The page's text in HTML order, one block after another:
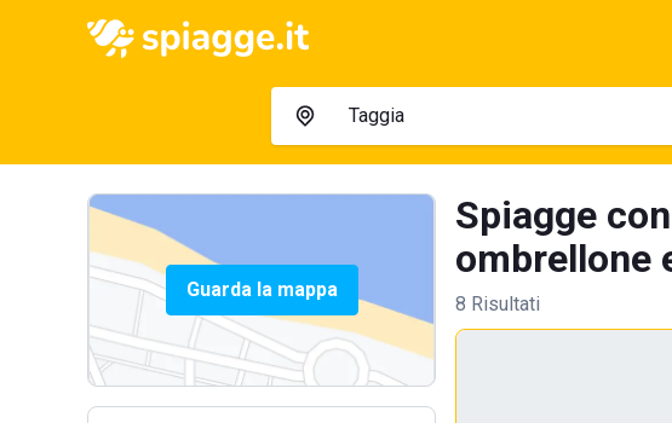
Guarda la mappa
Spiagge
ombrellone
8 Risultati